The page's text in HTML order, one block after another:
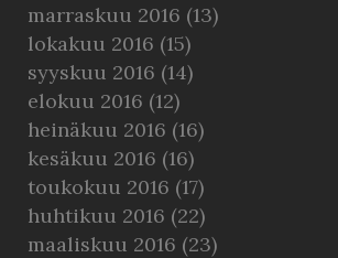
marraskuu 2016 (13)
lokakuu 2016 (15)
syyskuu 2016 (14)
elokuu 2016 (12)
heinäkuu 2016 (16)
kesäkuu 2016 (16)
toukokuu 2016 (17)
huhtikuu 2016 (22)
maaliskuu 2016 (23)